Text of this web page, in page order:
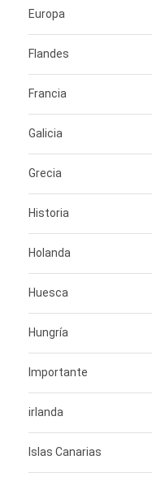
Europa
Flandes
Francia
Galicia
Grecia
Historia
Holanda
Huesca
Hungría
Importante
irlanda
Islas Canarias